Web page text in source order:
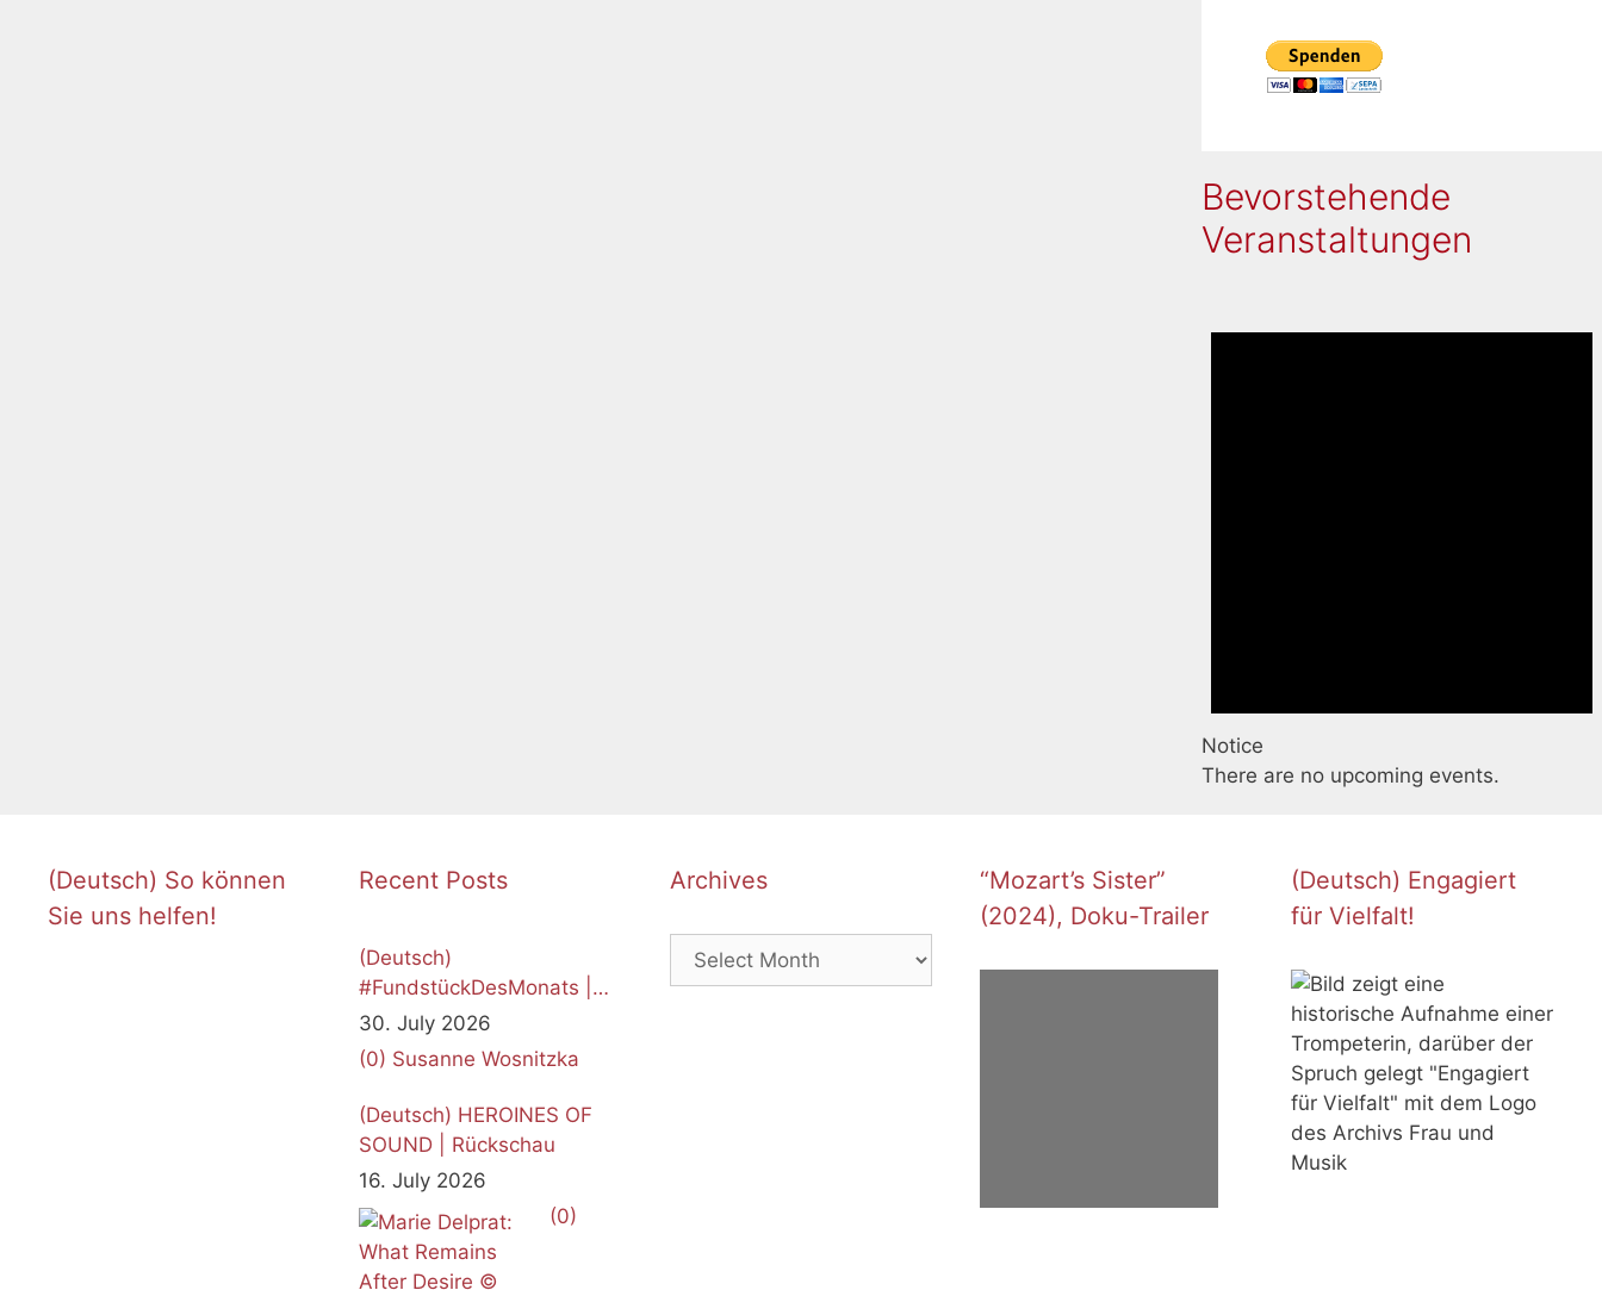
Bevorstehende
Veranstaltungen
Notice
There are no upcoming events.
(Deutsch) So können
Sie uns helfen!
Recent Posts
(Deutsch)
#FundstückDesMonats |
Juli 2026
30. July 2026
(0) Susanne Wosnitzka
(Deutsch) HEROINES OF
SOUND | Rückschau
16. July 2026
(0)
Archives
Archives
“Mozart’s Sister”
(2024), Doku-Trailer
(Deutsch) Engagiert
für Vielfalt!